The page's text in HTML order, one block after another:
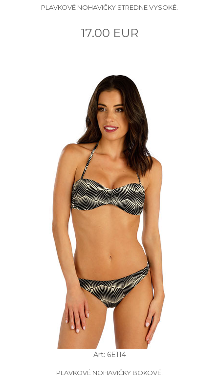
PLAVKOVÉ NOHAVIČKY STREDNE VYSOKÉ.
17.00 EUR
Art: 6E114
PLAVKOVÉ NOHAVIČKY BOKOVÉ.